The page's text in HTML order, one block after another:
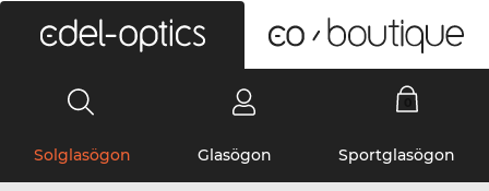
Solglasögon Glasögon Sportglasögon